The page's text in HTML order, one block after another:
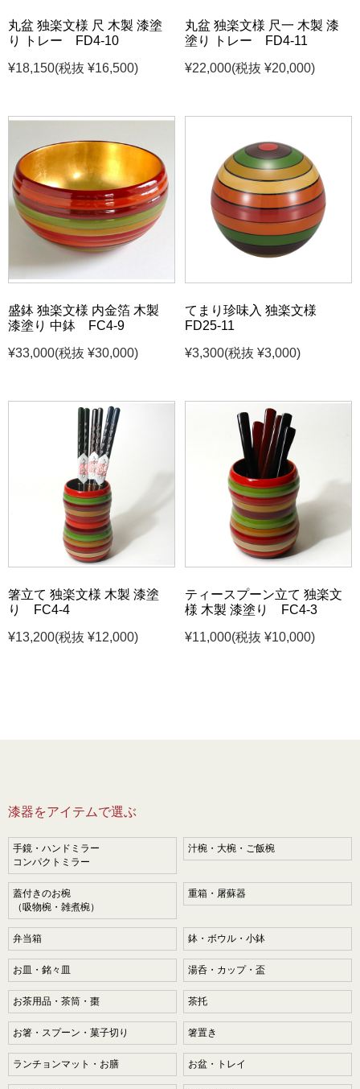
丸盆 独楽文様 尺 木製 漆塗
り トレー FD4-10
¥18,150(税抜 ¥16,500)
丸盆 独楽文様 尺一 木製 漆
塗り トレー FD4-11
¥22,000(税抜 ¥20,000)
盛鉢 独楽文様 内金箔 木製
漆塗り 中鉢 FC4-9
¥33,000(税抜 ¥30,000)
てまり珍味入 独楽文様
FD25-11
¥3,300(税抜 ¥3,000)
箸立て 独楽文様 木製 漆塗
り FC4-4
¥13,200(税抜 ¥12,000)
ティースプーン立て 独楽文
様 木製 漆塗り FC4-3
¥11,000(税抜 ¥10,000)
漆器をアイテムで選ぶ
手鏡・ハンドミラー
コンパクトミラー
汁椀・大椀・ご飯椀
蓋付きのお椀
（吸物椀・雑煮椀）
重箱・屠蘇器
弁当箱 鉢・ボウル・小鉢
お皿・銘々皿 湯呑・カップ・盃
お茶用品・茶筒・棗 茶托
お箸・スプーン・菓子切り 箸置き
ランチョンマット・お膳 お盆・トレイ